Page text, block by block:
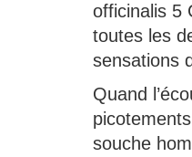
officinalis 5
toutes les
sensations
Quand
souche